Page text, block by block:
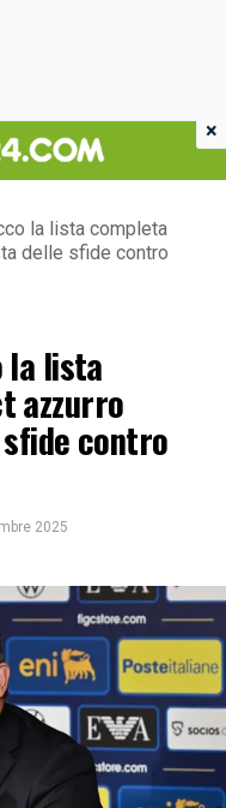
la lista completa
delle sfide contro
la lista
azzurro
contro
2025
×